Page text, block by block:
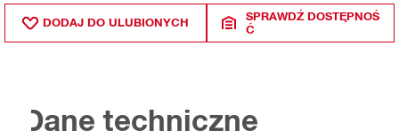
DODAJ DO ULUBIONYCH
SPRAWDŹ DOSTĘPNOŚ
Ć
Dane techniczne